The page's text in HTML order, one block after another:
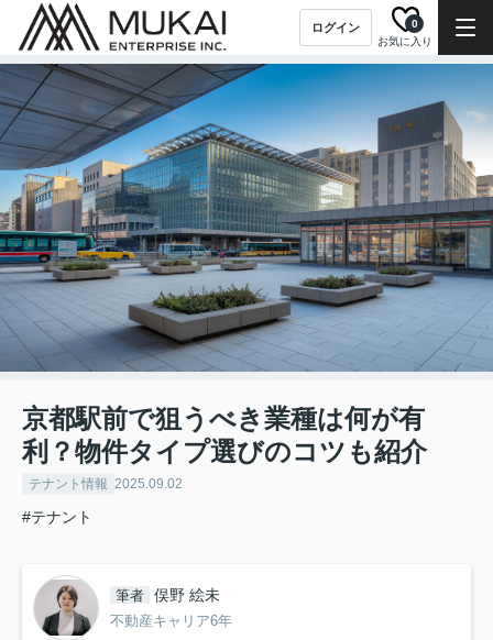
ログイン
お気に入り
0
京都駅前で狙うべき業種は何が有
利？物件タイプ選びのコツも紹介
テナント情報 2025.09.02
#テナント
筆者 俣野 絵未
不動産キャリア6年